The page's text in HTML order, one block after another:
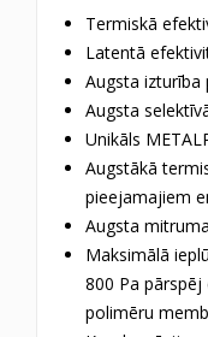
Termiskā
Latentā
Augsta izturība
Augsta
Unikāls
Augstākā
pieejamajiem
Augsta
Maksimālā
800 Pa
polimēru